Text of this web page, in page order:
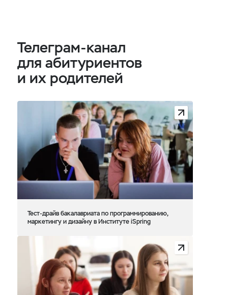
Телеграм-канал
для абитуриентов
и их родителей
Тест-драйв бакалавриата по программированию,
маркетингу и дизайну в Институте iSpring